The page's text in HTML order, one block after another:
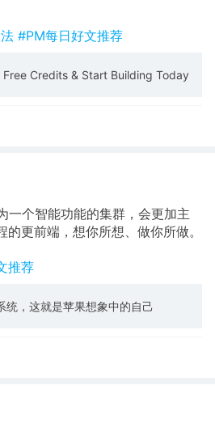
#PM每日好文推荐
Credits & Start Building Today
一个智能功能的集群，会更加主
更前端，想你所想、做你所做。
推荐
统，这就是苹果想象中的自己